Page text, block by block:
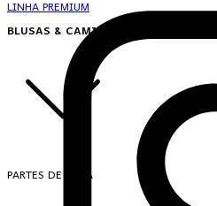
LINHA PREMIUM
BLUSAS & CAMISAS
PARTES DE CIMA